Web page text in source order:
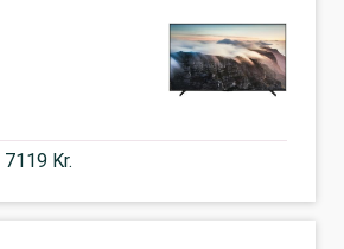
7119 Kr.